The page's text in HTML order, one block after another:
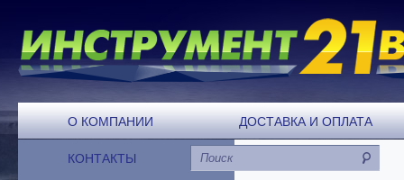
О КОМПАНИИ ДОСТАВКА И ОПЛАТА
КОНТАКТЫ